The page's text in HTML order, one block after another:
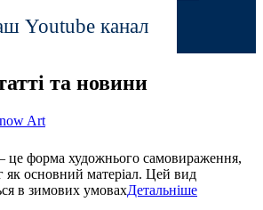
Youtube канал
та новини
Art
це форма художнього самовираження,
як основний матеріал. Цей вид
в зимових умовахДетальніше